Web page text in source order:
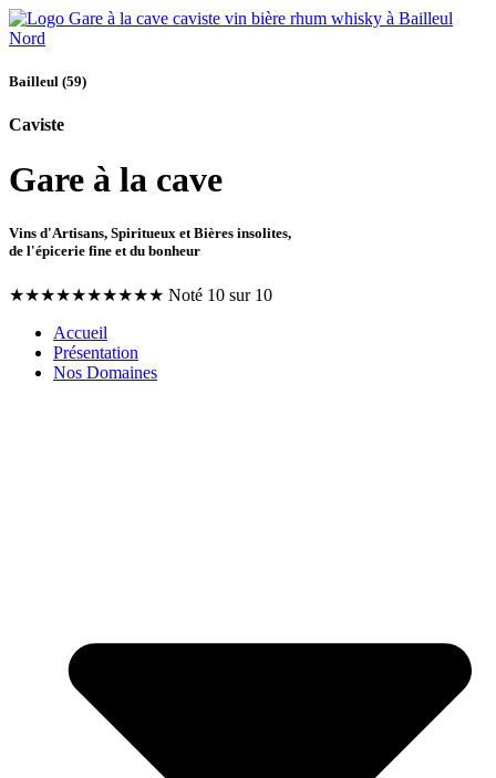
Bailleul (59)
Caviste
Gare à la cave
Vins d'Artisans, Spiritueux et Bières insolites,
de l'épicerie fine et du bonheur
★★★★★★★★★★ Noté 10 sur 10
Accueil
Présentation
Nos Domaines